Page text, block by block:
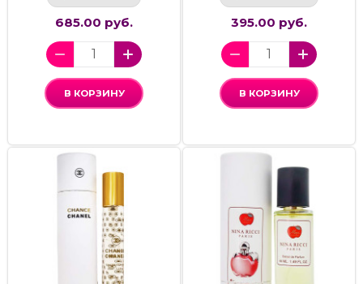
685.00 руб.
В КОРЗИНУ
395.00 руб.
В КОРЗИНУ